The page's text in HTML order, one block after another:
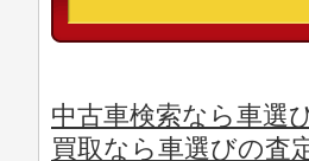
中古車検索なら車選
買取なら車選びの査